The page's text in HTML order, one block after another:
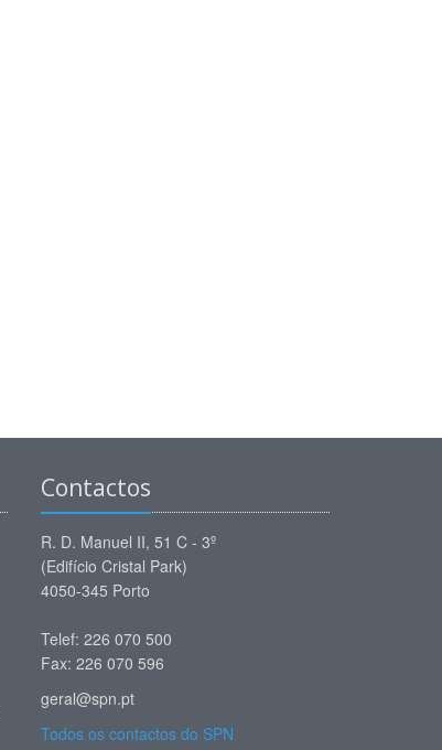
Contactos
R. D. Manuel II, 51 C - 3º
(Edifício Cristal Park)
4050-345 Porto
Telef: 226 070 500
Fax: 226 070 596
geral@spn.pt
Todos os contactos do SPN